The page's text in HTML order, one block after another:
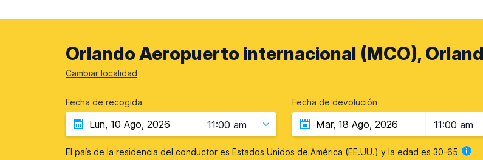
Orlando Aeropuerto internacional (MCO),
Cambiar localidad
Fecha de recogida
11:00 am
Fecha de devolución
11:00 am
El país de la residencia del conductor es Estados Unidos de América (EE.UU.) y la edad es 30-65